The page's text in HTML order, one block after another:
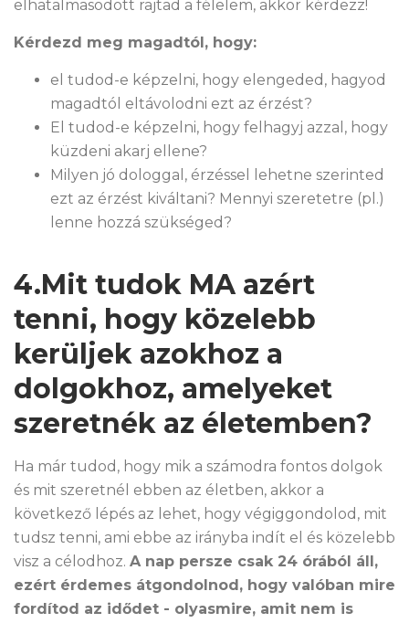
elhatalmasodott rajtad a félelem, akkor kérdezz!
Kérdezd meg magadtól, hogy:
el tudod-e képzelni, hogy elengeded, hagyod
magadtól eltávolodni ezt az érzést?
El tudod-e képzelni, hogy felhagyj azzal, hogy
küzdeni akarj ellene?
Milyen jó dologgal, érzéssel lehetne szerinted
ezt az érzést kiváltani? Mennyi szeretetre (pl.)
lenne hozzá szükséged?
4.Mit tudok MA azért
tenni, hogy közelebb
kerüljek azokhoz a
dolgokhoz, amelyeket
szeretnék az életemben?
Ha már tudod, hogy mik a számodra fontos dolgok
és mit szeretnél ebben az életben, akkor a
következő lépés az lehet, hogy végiggondolod, mit
tudsz tenni, ami ebbe az irányba indít el és közelebb
visz a célodhoz. A nap persze csak 24 órából áll,
ezért érdemes átgondolnod, hogy valóban mire
fordítod az idődet - olyasmire, amit nem is